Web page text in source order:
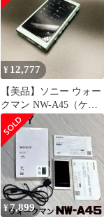
¥ 12,777
【美品】ソニー ウォー
クマン NW-A45（ケー
ス・ケーブル付）
¥7,899